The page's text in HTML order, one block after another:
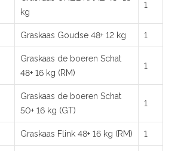
kg
1
Graskaas Goudse 48+ 12 kg 1
Graskaas de boeren Schat
48+ 16 kg (RM)
1
Graskaas de boeren Schat
50+ 16 kg (GT)
1
Graskaas Flink 48+ 16 kg (RM) 1